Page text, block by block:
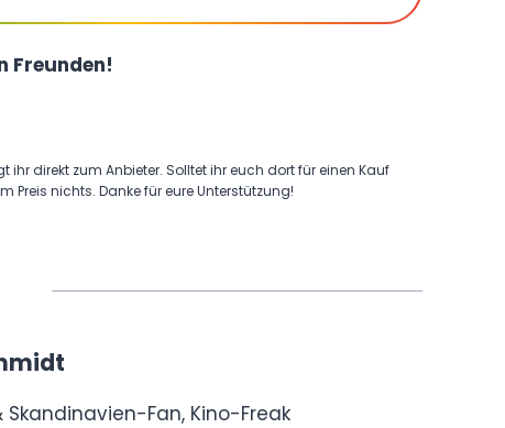
Freunden!
direkt zum Anbieter. Solltet ihr euch dort für einen Kauf
Preis nichts. Danke für eure Unterstützung!
Fan, Kino-Freak